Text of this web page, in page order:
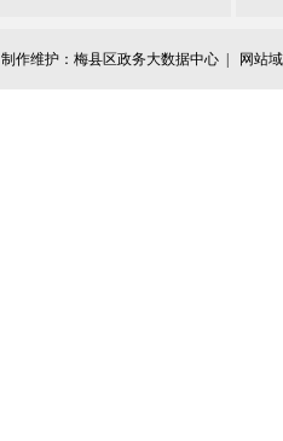
制作维护：梅县区政务大数据中心 | 网站